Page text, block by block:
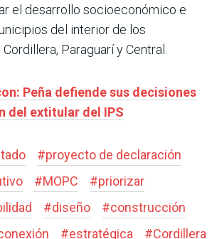
el desarrollo socioeconómico e
del interior de los
Paraguarí y Central.
Peña defiende sus decisiones
del extitular del IPS
#proyecto de declaración
#MOPC #priorizar
#diseño #construcción
#estratégica #Cordillera